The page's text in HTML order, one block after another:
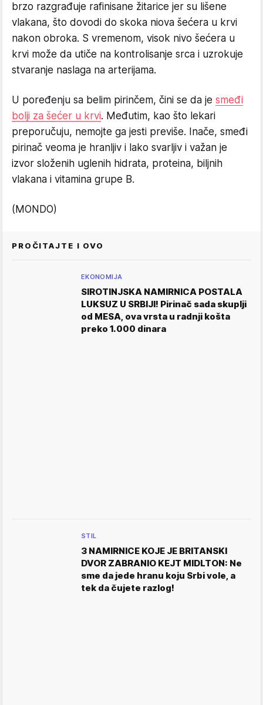
brzo razgrađuje rafinisane žitarice jer su lišene
vlakana, što dovodi do skoka niova šećera u krvi
nakon obroka. S vremenom, visok nivo šećera u
krvi može da utiče na kontrolisanje srca i uzrokuje
stvaranje naslaga na arterijama.
U poređenju sa belim pirinčem, čini se da je smeđi
bolji za šećer u krvi. Međutim, kao što lekari
preporučuju, nemojte ga jesti previše. Inače, smeđi
pirinač veoma je hranljiv i lako svarljiv i važan je
izvor složenih uglenih hidrata, proteina, biljnih
vlakana i vitamina grupe B.
(MONDO)
PROČITAJTE I OVO
EKONOMIJA
SIROTINJSKA NAMIRNICA POSTALA
LUKSUZ U SRBIJI! Pirinač sada skuplji
od MESA, ova vrsta u radnji košta
preko 1.000 dinara
STIL
3 NAMIRNICE KOJE JE BRITANSKI
DVOR ZABRANIO KEJT MIDLTON: Ne
sme da jede hranu koju Srbi vole, a
tek da čujete razlog!